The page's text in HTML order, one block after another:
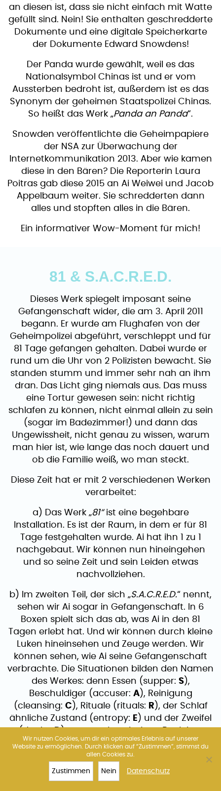
an diesen ist, dass sie nicht einfach mit Watte
gefüllt sind. Nein! Sie enthalten geschredderte
Dokumente und eine digitale Speicherkarte
der Dokumente Edward Snowdens!
Der Panda wurde gewählt, weil es das
Nationalsymbol Chinas ist und er vom
Aussterben bedroht ist, außerdem ist es das
Synonym der geheimen Staatspolizei Chinas.
So heißt das Werk „Panda an Panda“.
Snowden veröffentlichte die Geheimpapiere
der NSA zur Überwachung der
Internetkommunikation 2013. Aber wie kamen
diese in den Bären? Die Reporterin Laura
Poitras gab diese 2015 an Ai Weiwei und Jacob
Appelbaum weiter. Sie schredderten dann
alles und stopften alles in die Bären.
Ein informativer Wow-Moment für mich!
81 & S.A.C.R.E.D.
Dieses Werk spiegelt imposant seine
Gefangenschaft wider, die am 3. April 2011
begann. Er wurde am Flughafen von der
Geheimpolizei abgeführt, verschleppt und für
81 Tage gefangen gehalten. Dabei wurde er
rund um die Uhr von 2 Polizisten bewacht. Sie
standen stumm und immer sehr nah an ihm
dran. Das Licht ging niemals aus. Das muss
eine Tortur gewesen sein: nicht richtig
schlafen zu können, nicht einmal allein zu sein
(sogar im Badezimmer!) und dann das
Ungewissheit, nicht genau zu wissen, warum
man hier ist, wie lange das noch dauert und
ob die Familie weiß, wo man steckt.
Diese Zeit hat er mit 2 verschiedenen Werken
verarbeitet:
a) Das Werk „81“ist eine begehbare
Installation. Es ist der Raum, in dem er für 81
Tage festgehalten wurde. Ai hat ihn 1 zu 1
nachgebaut. Wir können nun hineingehen
und so seine Zeit und sein Leiden etwas
nachvollziehen.
b) Im zweiten Teil, der sich „S.A.C.R.E.D.“ nennt,
sehen wir Ai sogar in Gefangenschaft. In 6
Boxen spielt sich das ab, was Ai in den 81
Tagen erlebt hat. Und wir können durch kleine
Luken hineinsehen und Zeuge werden. Wir
können sehen, wie Ai seine Gefangenschaft
verbrachte. Die Situationen bilden den Namen
des Werkes: denn Essen (supper: S),
Beschuldiger (accuser: A), Reinigung
(cleansing: C ), Rituale (rituals: R ), der Schlaf
ähnliche Zustand (entropy: E ) und der Zweifel
Und da wir in die Boxen schauen, sind wir
dann vielleicht so wie die Polizisten, die nicht
von seiner Seite wichen?
Wir nutzen Cookies, um dir ein optimales Erlebnis auf unserer
Website zu ermöglichen. Durch klicken auf “Zustimmen”, stimmst du
allen Cookies zu.
Zustimmen Nein Datenschutz